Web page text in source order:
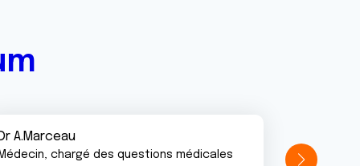
Dr A.Marceau
Médecin, chargé des questions médicales